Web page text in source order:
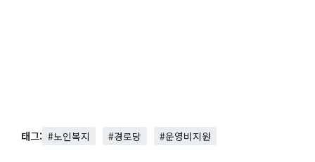
태그: #노인복지 #경로당 #운영비지원